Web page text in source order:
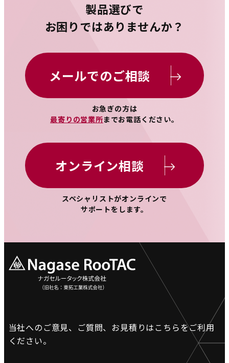
製品選びで
お困りではありませんか？
メールでのご相談
お急ぎの方は
最寄りの営業所までお電話ください。
オンライン相談
スペシャリストがオンラインで
サポートをします。
当社へのご意見、ご質問、お見積りはこちらをご利用
ください。